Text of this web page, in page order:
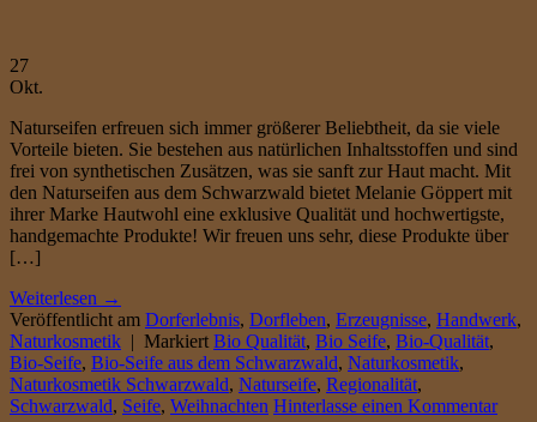
27
Okt.
Naturseifen erfreuen sich immer größerer Beliebtheit, da sie viele
Vorteile bieten. Sie bestehen aus natürlichen Inhaltsstoffen und sind
frei von synthetischen Zusätzen, was sie sanft zur Haut macht. Mit
den Naturseifen aus dem Schwarzwald bietet Melanie Göppert mit
ihrer Marke Hautwohl eine exklusive Qualität und hochwertigste,
handgemachte Produkte! Wir freuen uns sehr, diese Produkte über
[…]
Weiterlesen →
Veröffentlicht am Dorferlebnis, Dorfleben, Erzeugnisse, Handwerk,
Naturkosmetik | Markiert Bio Qualität, Bio Seife, Bio-Qualität,
Bio-Seife, Bio-Seife aus dem Schwarzwald, Naturkosmetik,
Naturkosmetik Schwarzwald, Naturseife, Regionalität,
Schwarzwald, Seife, Weihnachten Hinterlasse einen Kommentar